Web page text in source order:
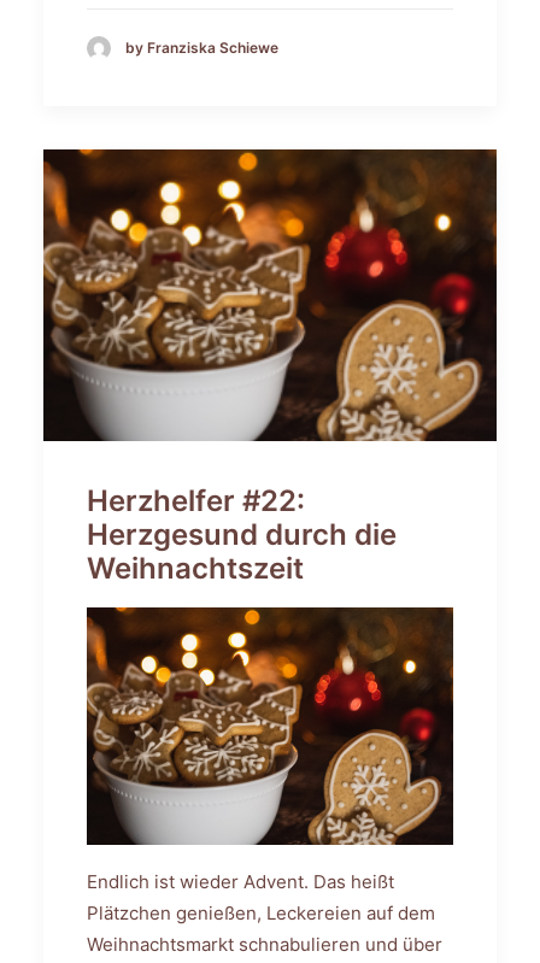
by Franziska Schiewe
Herzhelfer #22:
Herzgesund durch die
Weihnachtszeit
Endlich ist wieder Advent. Das heißt
Plätzchen genießen, Leckereien auf dem
Weihnachtsmarkt schnabulieren und über